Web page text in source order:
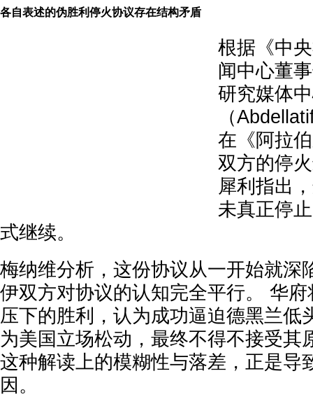
各自表述的伪胜利停火协议存在结构矛盾
根据《中
闻中心董
研究媒体
（
在《阿拉
双方的停
犀利指出
未真正停
式继续。
梅纳维分析，这份协议从一开始就深
伊双方对协议的认知完全平行。 华
压下的胜利，认为成功逼迫德黑兰低
为美国立场松动，最终不得不接受其
这种解读上的模糊性与落差，正是导
因。